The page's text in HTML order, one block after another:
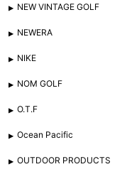
NEW VINTAGE GOLF
NEWERA
NIKE
NOM GOLF
O.T.F
Ocean Pacific
OUTDOOR PRODUCTS